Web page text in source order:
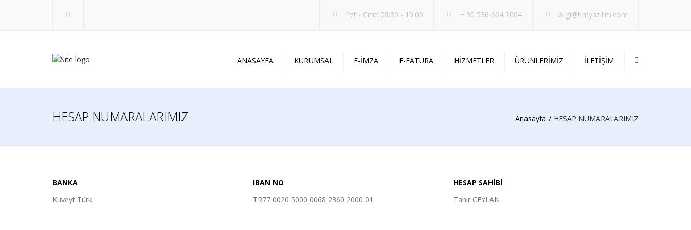
Pzt - Cmt: 08:30 - 19:00 + 90 536 664 2004 bilgi@timyazilim.com
ANASAYFA KURUMSAL
TEKNOLOJİLER
E-İMZA E-FATURA HİZMETLER
SİSTEM DESTEK
ÜRÜNLERİMİZ İLETİŞİM
HESAP NUMARALARIMIZ Anasayfa HESAP NUMARALARIMIZ
BANKA
Kuveyt Türk
IBAN NO
TR77 0020 5000 0068 2360 2000 01
HESAP SAHİBİ
Tahir CEYLAN